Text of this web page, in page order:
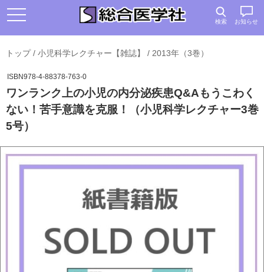
検索 お知らせ
トップ/ 小児科学レクチャー【雑誌】 / 2013年（3巻）
ISBN978-4-88378-763-0
ワンランク上の小児の内分泌疾患Q&Aもうこわく
ない！苦手意識を克服！（小児科学レクチャー3巻
5号）